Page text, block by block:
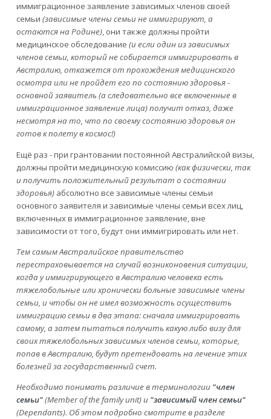
иммиграционное заявление зависимых членов своей
семьи (зависимые члены семьи не иммигрируют, а
остаются на Родине), они также должны пройти
медицинское обследование (и если один из зависимых
членов семьи, который не собирается иммигрировать в
Австралию, откажется от прохождения медицинского
осмотра или не пройдет его по состоянию здоровья -
основной заявитель (а следовательно все включенные в
иммиграционное заявление лица) получит отказ, даже
несмотря на то, что по своему состоянию здоровья он
готов к полету в космос!)
Ещё раз - при грантовании постоянной Австралийской визы,
должны пройти медицинскую комиссию (как физически, так
и получить положительный результат о состоянии
здоровья)абсолютно все зависимые члены семьи
основного заявителя и зависимые члены семьи всех лиц,
включенных в иммиграционное заявление, вне
зависимости от того, будут они иммигрировать или нет.
Тем самым Австралийское правительство
перестраховывается на случай возниконовения ситуации,
когда у иммигрирующего в Австралию человека есть
тяжелобольные или хронически больные зависимые члены
семьи, и чтобы он не имел возможность осуществить
иммиграцию семьи в два этапа: сначала иммигрировать
самому, а затем пытаться получить какую либо визу для
своих тяжелобольных зависимых членов семьи, которые,
попав в Австралию, будут претендовать на лечение этих
болезней за государственный счет.
Необходимо понимать различие в терминологии "член
семьи"(Member of the family unit) и "зависимый член семьи"
(Dependants). Об этом подробно смотрите в разделе